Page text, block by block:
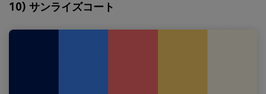
10) サンライズコート